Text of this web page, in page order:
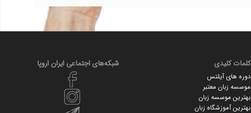
کلمات کلیدی
دوره های آیلتس
موسسه زبان معتبر
بهترین موسسه زبان
بهترین آموزشگاه زبان
شبکه‌های اجتماعی ایران‌ اروپا